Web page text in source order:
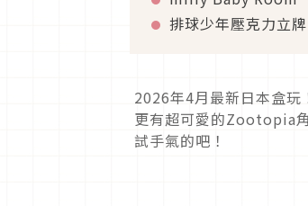
排球少年壓克力立牌
2026年4月最新日本盒玩
更有超可愛的Zootopia
試手氣的吧！